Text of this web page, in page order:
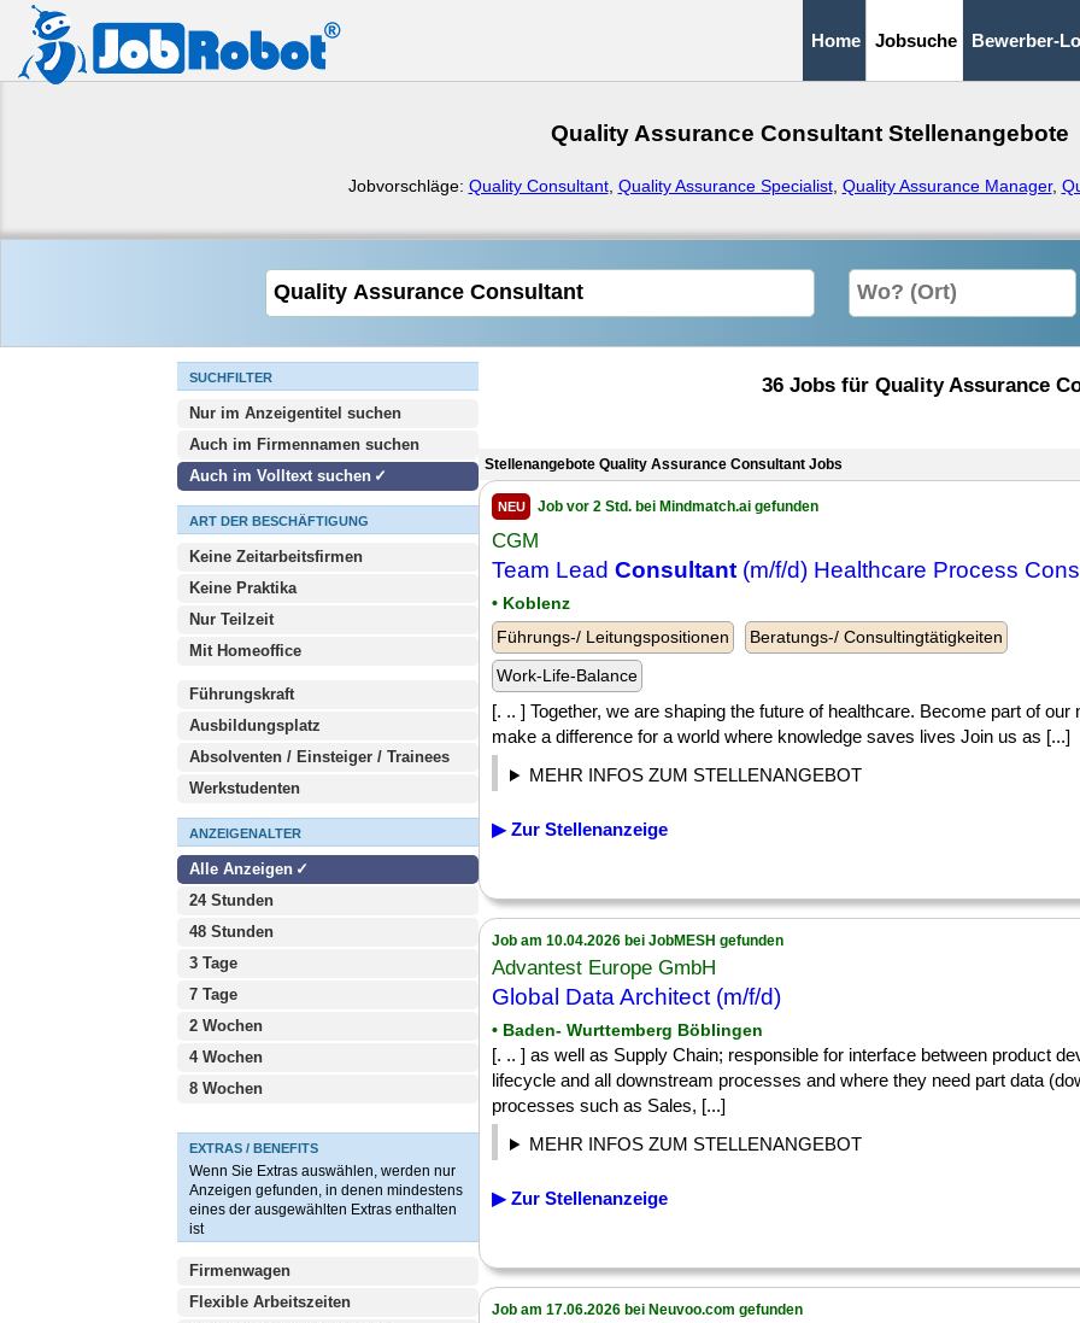
Home Jobsuche Bewerber-
Quality Assurance Consultant Stellenangebote
Jobvorschläge: Quality Consultant, Quality Assurance Specialist, Quality Assurance Manager,
SUCHFILTER
Nur im Anzeigentitel suchen
Auch im Firmennamen suchen
Auch im Volltext suchen
ART DER BESCHÄFTIGUNG
Keine Zeitarbeitsfirmen
Keine Praktika
Nur Teilzeit
Mit Homeoffice
Führungskraft
Ausbildungsplatz
Absolventen / Einsteiger / Trainees
Werkstudenten
ANZEIGENALTER
Alle Anzeigen
24 Stunden
48 Stunden
3 Tage
7 Tage
2 Wochen
4 Wochen
8 Wochen
EXTRAS / BENEFITS
Wenn Sie Extras auswählen, werden nur
Anzeigen gefunden, in denen mindestens
eines der ausgewählten Extras enthalten
ist
Firmenwagen
Flexible Arbeitszeiten
36 Jobs für Quality Assurance
Stellenangebote Quality Assurance Consultant Jobs
NEU Job vor 2 Std. bei Mindmatch.ai gefunden
CGM
Team Lead Consultant (m/f/d) Healthcare Process
• Koblenz
Führungs-/ Leitungspositionen
Beratungs-/ Consultingtätigkeiten
Work-Life-Balance
[. .. ] Together, we are shaping the future of healthcare. Become part of our
make a difference for a world where knowledge saves lives Join us as [...]
MEHR INFOS ZUM STELLENANGEBOT
▶ Zur Stellenanzeige
Job am 10.04.2026 bei JobMESH gefunden
Advantest Europe GmbH
Global Data Architect (m/f/d)
• Baden- Wurttemberg Böblingen
[. .. ] as well as Supply Chain; responsible for interface between product
lifecycle and all downstream processes and where they need part data
processes such as Sales, [...]
MEHR INFOS ZUM STELLENANGEBOT
▶ Zur Stellenanzeige
Job am 17.06.2026 bei Neuvoo.com gefunden